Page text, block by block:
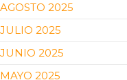
AGOSTO 2025
JULIO 2025
JUNIO 2025
MAYO 2025